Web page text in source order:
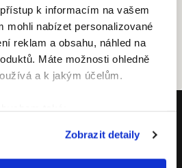
k informacím na vašem
mohli nabízet personalizované
reklam a obsahu, náhled na
Máte možnosti ohledně
a k jakým účelům.
být přesné na několik metrů
zařízení pomocí aktivního
Zobrazit detaily
od značky Samohýl Exclusive